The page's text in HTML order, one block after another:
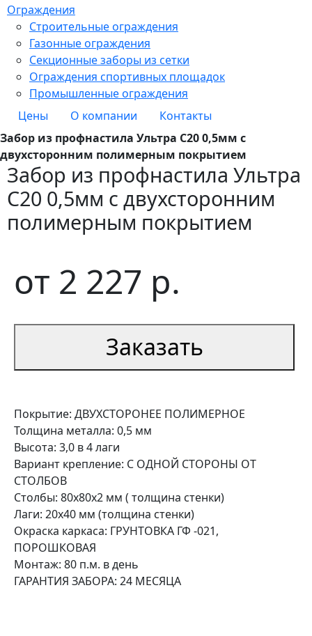
Ограждения
Строительные ограждения
Газонные ограждения
Секционные заборы из сетки
Ограждения спортивных площадок
Промышленные ограждения
Цены
О компании
Контакты
Забор из профнастила Ультра С20 0,5мм с
двухсторонним полимерным покрытием
Забор из профнастила Ультра
С20 0,5мм с двухсторонним
полимерным покрытием
от 2 227 р.
Заказать
Покрытие: ДВУХСТОРОНЕЕ ПОЛИМЕРНОЕ
Толщина металла: 0,5 мм
Высота: 3,0 в 4 лаги
Вариант крепление: С ОДНОЙ СТОРОНЫ ОТ
СТОЛБОВ
Столбы: 80х80х2 мм ( толщина стенки)
Лаги: 20х40 мм (толщина стенки)
Окраска каркаса: ГРУНТОВКА ГФ -021,
ПОРОШКОВАЯ
Монтаж: 80 п.м. в день
ГАРАНТИЯ ЗАБОРА: 24 МЕСЯЦА